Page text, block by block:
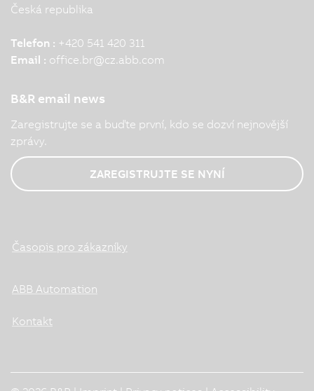
Česká republika
Telefon : +420 541 420 311
Email : office.br@cz.abb.com
B&R email news
Zaregistrujte se a buďte první, kdo se dozví nejnovější
zprávy.
ZAREGISTRUJTE SE NYNÍ
Časopis pro zákazníky
ABB Automation
Kontakt